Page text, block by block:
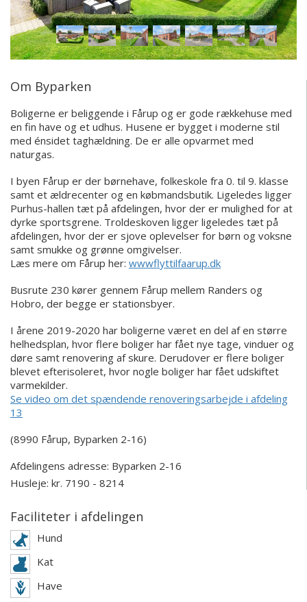
Om Byparken
Boligerne er beliggende i Fårup og er gode rækkehuse med
en fin have og et udhus. Husene er bygget i moderne stil
med énsidet taghældning. De er alle opvarmet med
naturgas.
I byen Fårup er der børnehave, folkeskole fra 0. til 9. klasse
samt et ældrecenter og en købmandsbutik. Ligeledes ligger
Purhus-hallen tæt på afdelingen, hvor der er mulighed for at
dyrke sportsgrene. Troldeskoven ligger ligeledes tæt på
afdelingen, hvor der er sjove oplevelser for børn og voksne
samt smukke og grønne omgivelser.
Læs mere om Fårup her: wwwflyttilfaarup.dk
Busrute 230 kører gennem Fårup mellem Randers og
Hobro, der begge er stationsbyer.
I årene 2019-2020 har boligerne været en del af en større
helhedsplan, hvor flere boliger har fået nye tage, vinduer og
døre samt renovering af skure. Derudover er flere boliger
blevet efterisoleret, hvor nogle boliger har fået udskiftet
varmekilder.
Se video om det spændende renoveringsarbejde i afdeling
13
(8990 Fårup, Byparken 2-16)
Afdelingens adresse: Byparken 2-16
Husleje: kr. 7190 - 8214
Faciliteter i afdelingen
Hund
Kat
Have